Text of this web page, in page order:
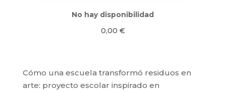
No hay disponibilidad
0,00 €
Cómo una escuela transformó residuos en
arte: proyecto escolar inspirado en